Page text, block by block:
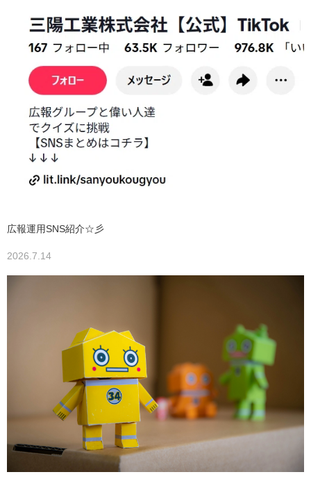
広報運用SNS紹介☆彡
2026.7.14